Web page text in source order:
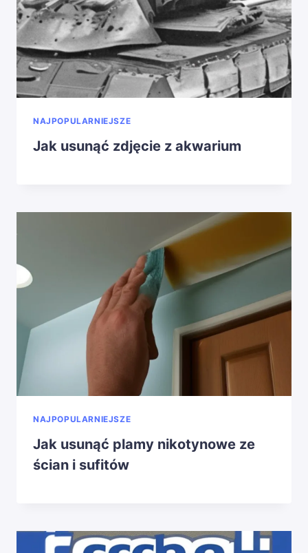
NAJPOPULARNIEJSZE
Jak usunąć zdjęcie z akwarium
NAJPOPULARNIEJSZE
Jak usunąć plamy nikotynowe ze
ścian i sufitów